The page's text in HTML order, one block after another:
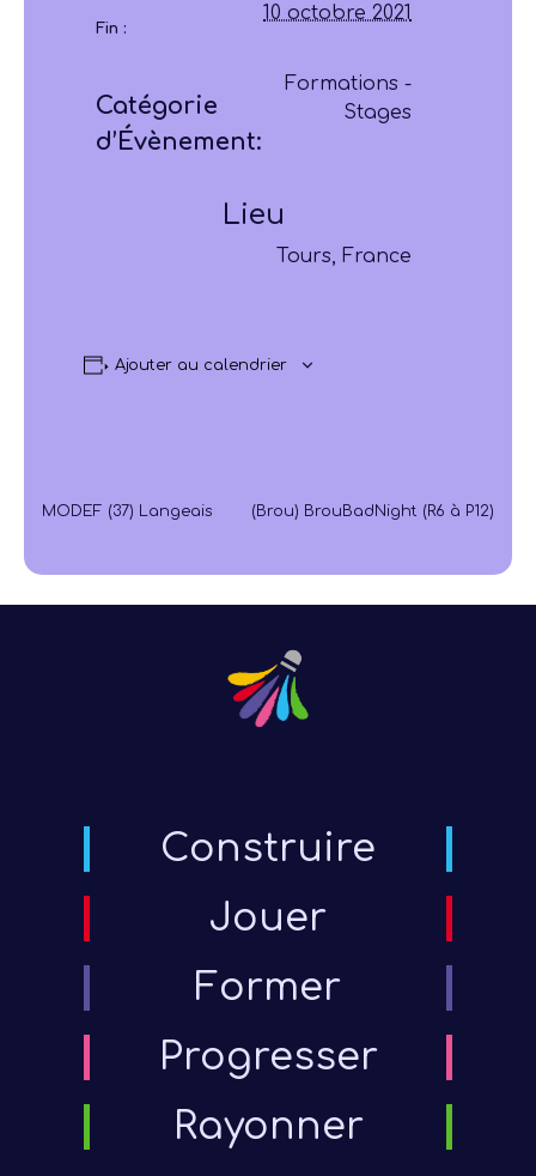
Fin :
10 octobre 2021
Catégorie
d’Évènement:
Formations -
Stages
Lieu
Tours, France
Ajouter au calendrier
MODEF (37) Langeais (Brou) BrouBadNight (R6 à P12)
Construire
Jouer
Former
Progresser
Rayonner